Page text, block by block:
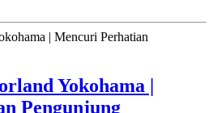
Yokohama |
Pengunjung